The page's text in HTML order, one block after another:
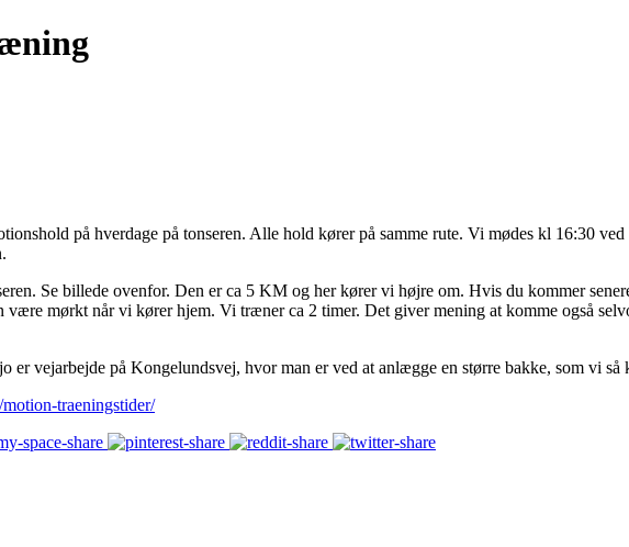
på hverdage på tonseren. Alle hold kører på samme rute. Vi mødes kl 16:30
Se billede ovenfor. Den er ca 5 KM og her kører vi højre om. Hvis du kommer
mørkt når vi kører hjem. Vi træner ca 2 timer. Det giver mening at komme også
er vejarbejde på Kongelundsvej, hvor man er ved at anlægge en større bakke, som vi
traeningstider/